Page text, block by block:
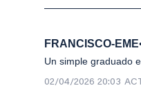
FRANCISCO-EME
Un simple graduado
02/04/2026 20:03